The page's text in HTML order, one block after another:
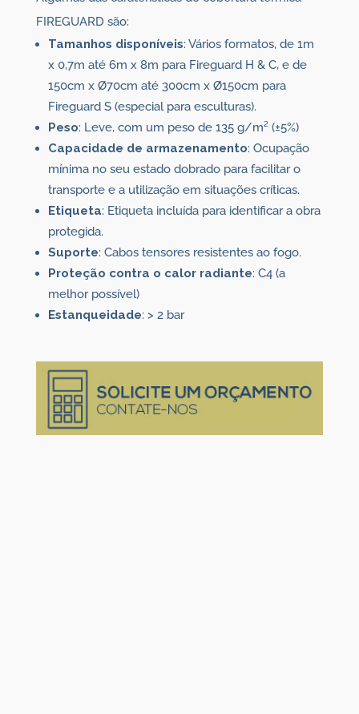
FIREGUARD são:
Tamanhos disponíveis: Vários formatos, de 1m
x 0,7m até 6m x 8m para Fireguard H & C, e de
150cm x Ø70cm até 300cm x Ø150cm para
Fireguard S (especial para esculturas).
Peso: Leve, com um peso de 135 g/m² (±5%)
Capacidade de armazenamento: Ocupação
mínima no seu estado dobrado para facilitar o
transporte e a utilização em situações críticas.
Etiqueta: Etiqueta incluída para identificar a obra
protegida.
Suporte: Cabos tensores resistentes ao fogo.
Proteção contra o calor radiante: C4 (a
melhor possível)
Estanqueidade: > 2 bar